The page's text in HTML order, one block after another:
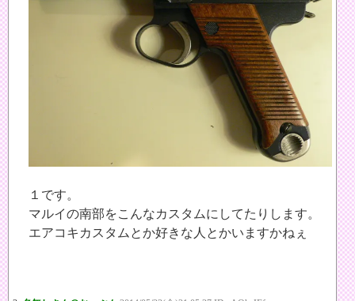
１です。
マルイの南部をこんなカスタムにしてたりします。
エアコキカスタムとか好きな人とかいますかねぇ